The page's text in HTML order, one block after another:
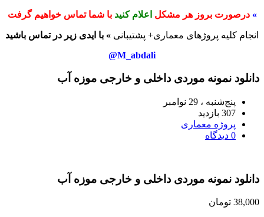
» درصورت بروز هر مشکل اعلام کنید با شما تماس خواهیم گرفت
انجام کلیه پروژهای معماری+ پشتیبانی » با ایدی زیر در تماس باشید
M_abdali@
دانلود نمونه موردی داخلی و خارجی موزه آب
پنج‌شنبه ، 29 نوامبر
307 بازدید
پروژه معماری
0 دیدگاه
دانلود نمونه موردی داخلی و خارجی موزه آب
38,000 تومان